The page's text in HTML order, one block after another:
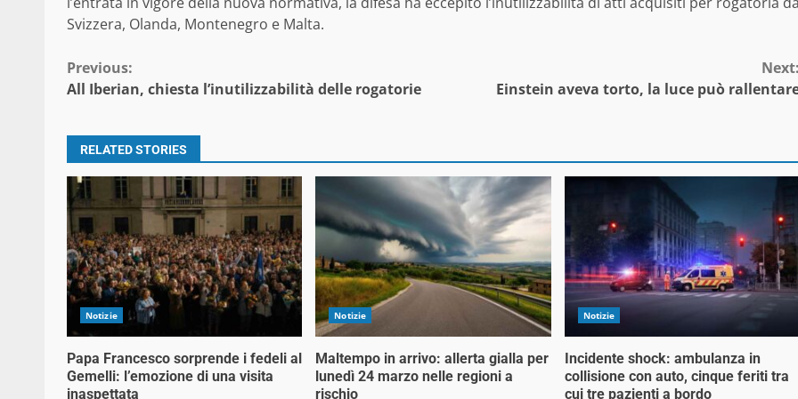
Svizzera, Olanda, Montenegro e Malta.
Continue
Previous:
All Iberian, chiesta l’inutilizzabilità delle rogatorie
Next:
Einstein aveva torto, la luce può
RELATED STORIES
Notizie
Papa Francesco sorprende i fedeli al
Gemelli: l’emozione di una visita
inaspettata
Notizie
Maltempo in arrivo: allerta gialla per
lunedì 24 marzo nelle regioni a
rischio
Notizie
Incidente shock: ambulanza in
collisione con auto, cinque feriti tra
cui tre pazienti a bordo